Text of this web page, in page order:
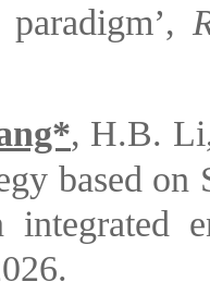
, H.B.
based
integrated